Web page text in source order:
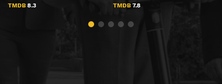
TMDB 8.3 TMDB 7.8